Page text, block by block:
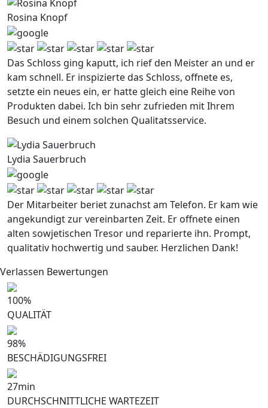
Rosina Knopf
Das Schloss ging kaputt, ich rief den Meister an und er
kam schnell. Er inspizierte das Schloss, offnete es,
setzte ein neues ein, er hatte gleich eine Reihe von
Produkten dabei. Ich bin sehr zufrieden mit Ihrem
Besuch und einem solchen Qualitatsservice.
Lydia Sauerbruch
Der Mitarbeiter beriet zunachst am Telefon. Er kam wie
angekundigt zur vereinbarten Zeit. Er offnete einen
alten sowjetischen Tresor und reparierte ihn. Prompt,
qualitativ hochwertig und sauber. Herzlichen Dank!
Verlassen Bewertungen
100%
QUALITÄT
98%
BESCHÄDIGUNGSFREI
27min
DURCHSCHNITTLICHE WARTEZEIT